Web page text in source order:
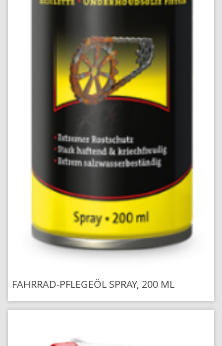
FAHRRAD-PFLEGEÖL SPRAY, 200 ML